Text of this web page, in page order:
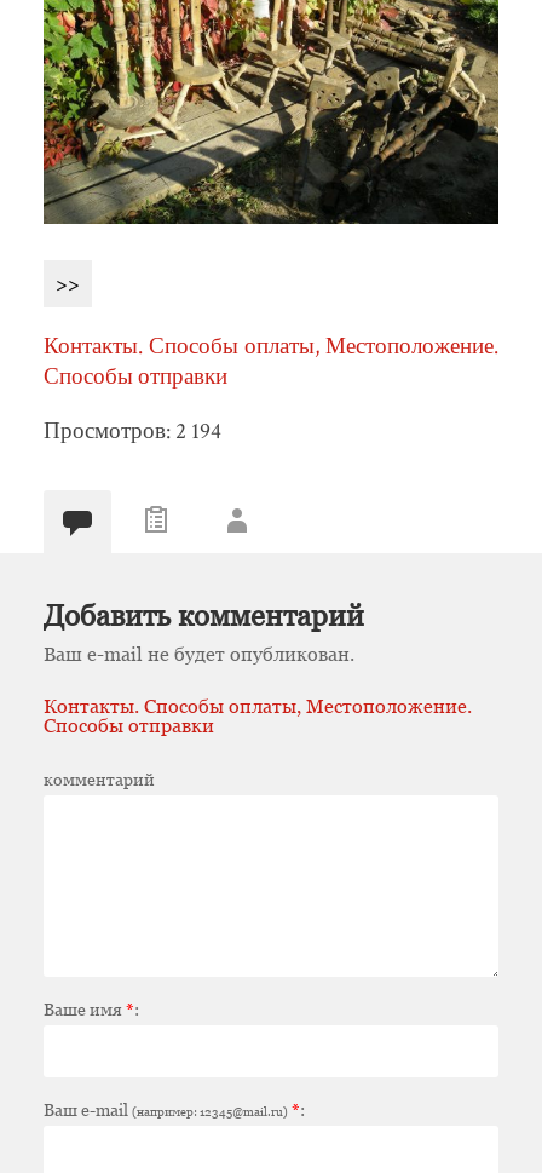
>>
Контакты. Способы оплаты, Местоположение.
Способы отправки
Просмотров: 2 194
Добавить комментарий
Ваш e-mail не будет опубликован.
Контакты. Способы оплаты, Местоположение.
Способы отправки
комментарий
Ваше имя*:
Ваш e-mail (например: 12345@mail.ru) *: